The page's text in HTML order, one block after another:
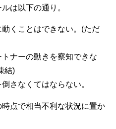
は以下の通り。
くことはできない。(ただ
ナーの動きを察知できな
結)
さなくてはならない。
点で相当不利な状況に置か